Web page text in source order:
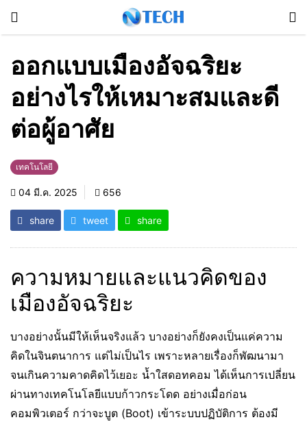
ออกแบบเมืองอัจฉริยะ
อย่างไรให้เหมาะสมและดี
ต่อผู้อาศัย
เทคโนโลยี
04 มี.ค. 2025 656
share tweet share
ความหมายและแนวคิดของ
เมืองอัจฉริยะ
บางอย่างนั้นมีให้เห็นจริงแล้ว บางอย่างก็ยังคงเป็นแค่ความ
คิดในจินตนาการ แต่ไม่เป็นไร เพราะหลายเรื่องก็พัฒนามา
จนเกินความคาดคิดไว้เยอะ น้ำใสดอทคอม ได้เห็นการเปลี่ยน
ผ่านทางเทคโนโลยีแบบก้าวกระโดด อย่างเมื่อก่อน
คอมพิวเตอร์ กว่าจะบูต (Boot) เข้าระบบปฏิบัติการ ต้องมี